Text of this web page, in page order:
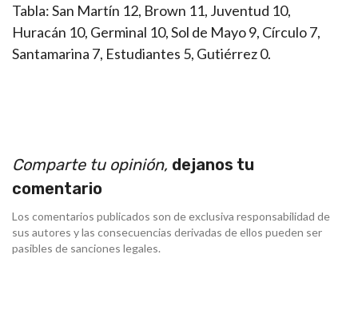
Tabla: San Martín 12, Brown 11, Juventud 10,
Huracán 10, Germinal 10, Sol de Mayo 9, Círculo 7,
Santamarina 7, Estudiantes 5, Gutiérrez 0.
Comparte tu opinión, dejanos tu
comentario
Los comentarios publicados son de exclusiva responsabilidad de
sus autores y las consecuencias derivadas de ellos pueden ser
pasibles de sanciones legales.